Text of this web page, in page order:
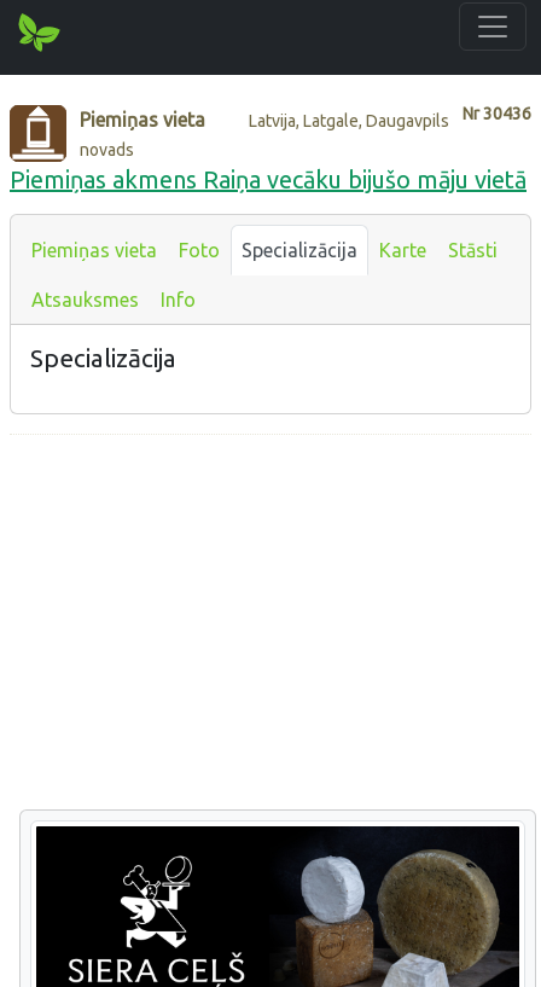
Nr30436
Piemiņas vieta
Latvija, Latgale, Daugavpils
novads
Piemiņas akmens Raiņa vecāku bijušo māju vietā
Piemiņas vieta Foto Specializācija Karte Stāsti
Atsauksmes Info
Specializācija